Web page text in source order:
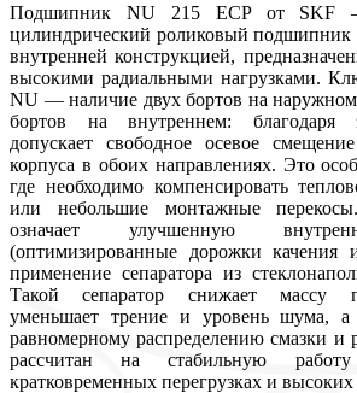
Подшипник NU 215 ECP от SKF
цилиндрический роликовый подшипник
внутренней конструкцией,
высокими радиальными нагрузками.
NU — наличие двух бортов на наружном
бортов на внутреннем: благодаря
допускает свободное осевое
корпуса в обоих направлениях. Это
где необходимо компенсировать
или небольшие монтажные
означает улучшенную
(оптимизированные дорожки
применение сепаратора из
Такой сепаратор снижает массу
уменьшает трение и уровень шума, а
равномерному распределению смазки
рассчитан на стабильную
кратковременных перегрузках и